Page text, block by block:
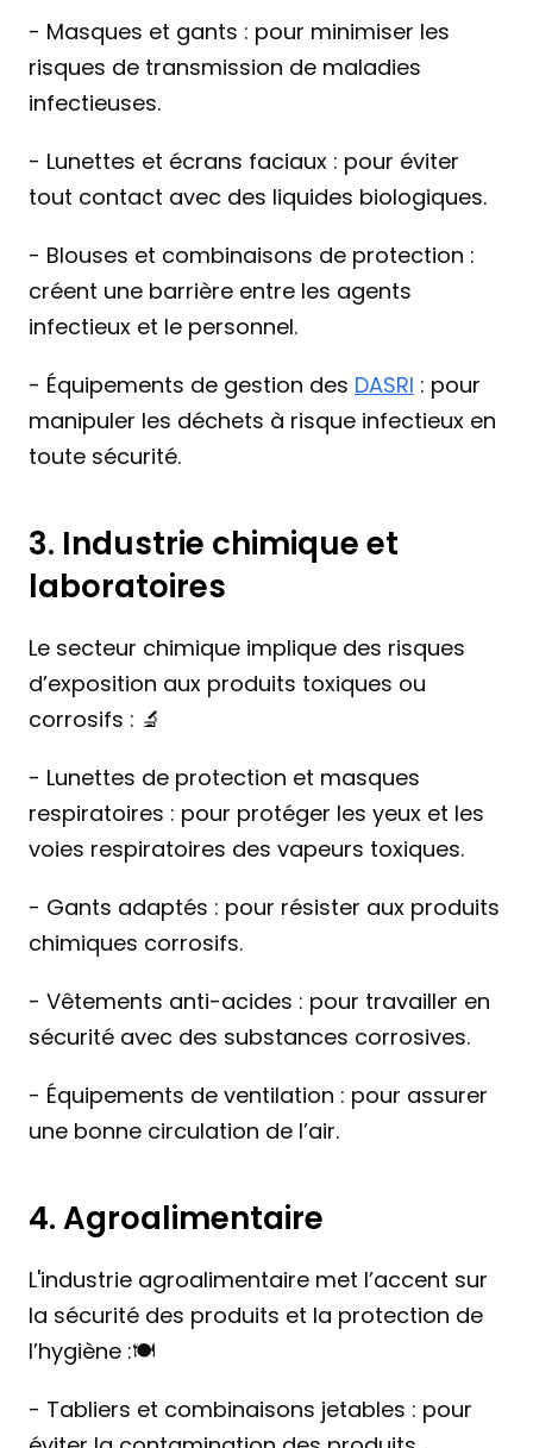
- Masques et gants : pour minimiser les
risques de transmission de maladies
infectieuses.
- Lunettes et écrans faciaux : pour éviter
tout contact avec des liquides biologiques.
- Blouses et combinaisons de protection :
créent une barrière entre les agents
infectieux et le personnel.
- Équipements de gestion des DASRI : pour
manipuler les déchets à risque infectieux en
toute sécurité.
3. Industrie chimique et
laboratoires
Le secteur chimique implique des risques
d’exposition aux produits toxiques ou
corrosifs : 🔬
- Lunettes de protection et masques
respiratoires : pour protéger les yeux et les
voies respiratoires des vapeurs toxiques.
- Gants adaptés : pour résister aux produits
chimiques corrosifs.
- Vêtements anti-acides : pour travailler en
sécurité avec des substances corrosives.
- Équipements de ventilation : pour assurer
une bonne circulation de l’air.
4. Agroalimentaire
L'industrie agroalimentaire met l’accent sur
la sécurité des produits et la protection de
l’hygiène :🍽️
- Tabliers et combinaisons jetables : pour